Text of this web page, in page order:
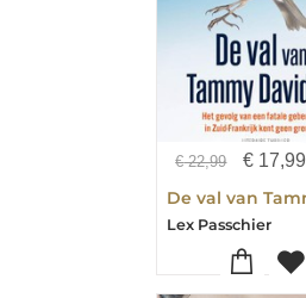
€22,99 € 17,99
Lex Passchier